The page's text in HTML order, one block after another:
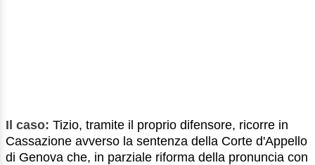
Il caso: Tizio, tramite il proprio difensore, ricorre in
Cassazione avverso la sentenza della Corte d'Appello
di Genova che, in parziale riforma della pronuncia con